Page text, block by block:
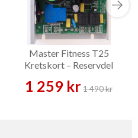
Master Fitness T25
Kretskort – Reservdel
1 259 kr1 490 kr